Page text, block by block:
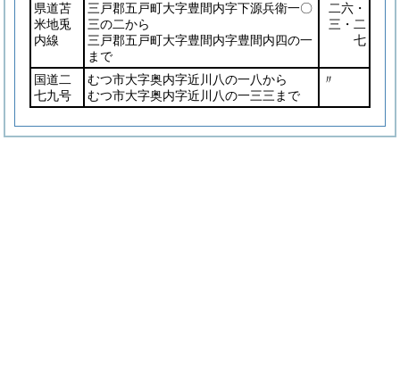
県道苫
米地兎
内線
三戸郡五戸町大字豊間内字下源兵衛一〇
三の二から
三戸郡五戸町大字豊間内字豊間内四の一
まで
二六・
三・二
七
国道二
七九号
むつ市大字奥内字近川八の一八から
むつ市大字奥内字近川八の一三三まで
〃